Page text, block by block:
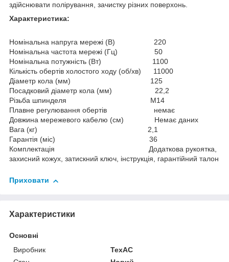
здійснювати полірування, зачистку різних поверхонь.
Характеристика:
Номінальна напруга мережі (В) 220
Номінальна частота мережі (Гц) 50
Номінальна потужність (Вт) 1100
Кількість обертів холостого ходу (об/хв) 11000
Діаметр кола (мм) 125
Посадковий діаметр кола (мм) 22,2
Різьба шпинделя М14
Плавне регулювання обертів немає
Довжина мережевого кабелю (см) Немає даних
Вага (кг) 2,1
Гарантія (міс) 36
Комплектація Додаткова рукоятка,
захисний кожух, затискний ключ, інструкція, гарантійний талон
Приховати
Характеристики
Основні
Виробник
ТехАС